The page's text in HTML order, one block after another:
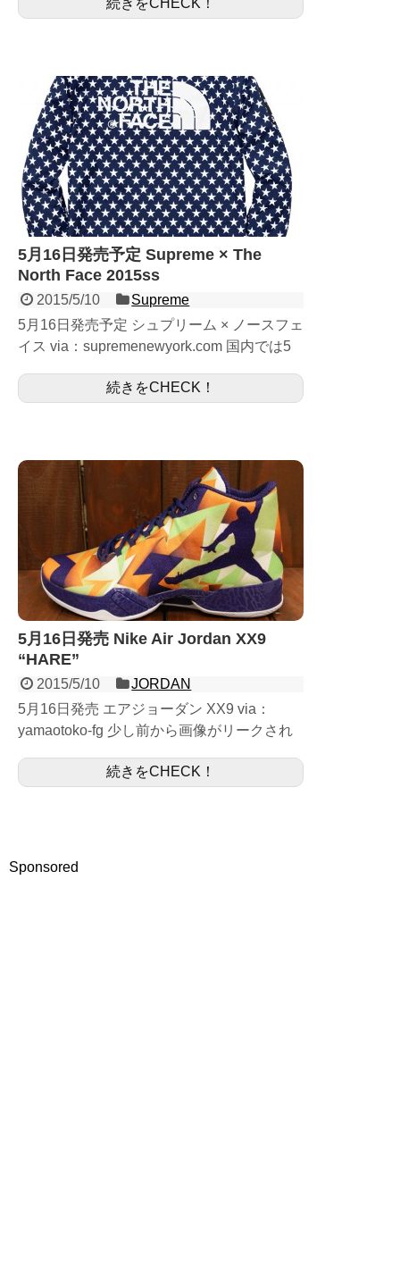
で、ご紹介いたします。...
続きをCHECK！
5月16日発売予定 Supreme × The
North Face 2015ss
2015/5/10
Supreme
5月16日発売予定 シュプリーム × ノースフェ
イス via：supremenewyork.com 国内では5
ショップにて展開予定の S...
続きをCHECK！
5月16日発売 Nike Air Jordan XX9
“HARE”
2015/5/10
JORDAN
5月16日発売 エアジョーダン XX9 via：
yamaotoko-fg 少し前から画像がリークされ
月16日で確定した...続きをCHECK！
Sponsored